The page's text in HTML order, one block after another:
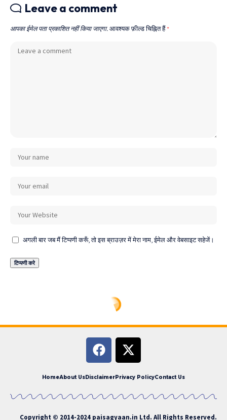
Leave a comment
आपका ईमेल पता प्रकाशित नहीं किया जाएगा. आवश्यक फ़ील्ड चिह्नित हैं *
अगली बार जब मैं टिप्पणी करूँ, तो इस ब्राउज़र में मेरा नाम, ईमेल और वेबसाइट सहेजें।
HomeAbout UsDisclaimerPrivacy PolicyContact Us
Copyright © 2014-2024 paisagyaan.in Ltd. All Rights Reserved.